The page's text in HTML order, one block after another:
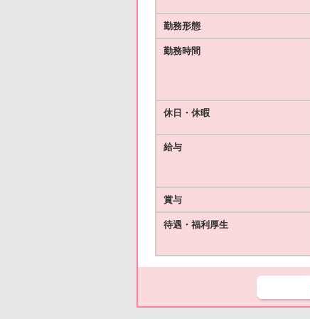
勤務形態
勤務時間
休日・休暇
給与
賞与
待遇・福利厚生